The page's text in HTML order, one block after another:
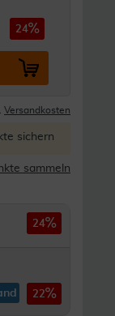
24
Versandkosten
sichern
sammeln
24
22